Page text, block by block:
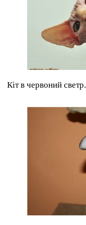
Кіт в червоний светр.